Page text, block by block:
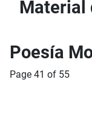
Material
Poesía
Page 41 of 55